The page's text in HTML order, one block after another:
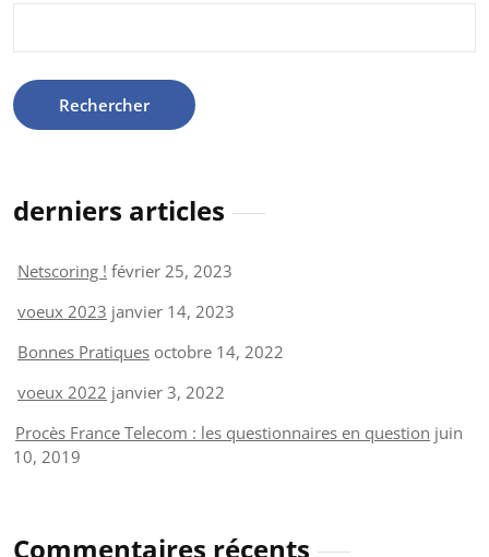
derniers articles
Netscoring ! février 25, 2023
voeux 2023 janvier 14, 2023
Bonnes Pratiques octobre 14, 2022
voeux 2022 janvier 3, 2022
Procès France Telecom : les questionnaires en question juin
10, 2019
Commentaires récents